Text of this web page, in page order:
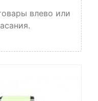
влево или